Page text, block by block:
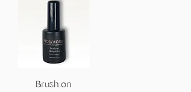
Brush on